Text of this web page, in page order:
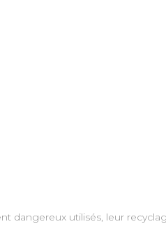
dangereux utilisés, leur